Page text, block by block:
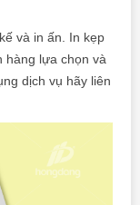
và in ấn. In kẹp
hàng lựa chọn và
dịch vụ hãy liên